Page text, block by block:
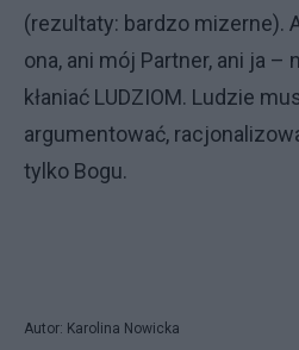
(rezultaty: bardzo mizerne).
ona, ani mój Partner, ani ja –
kłaniać LUDZIOM. Ludzie
argumentować,
tylko Bogu.
Autor: Karolina Nowicka